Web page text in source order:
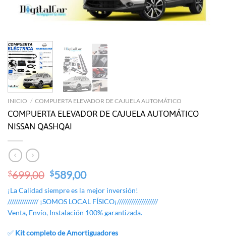
INICIO / COMPUERTA ELEVADOR DE CAJUELA AUTOMÁTICO
COMPUERTA ELEVADOR DE CAJUELA AUTOMÁTICO
NISSAN QASHQAI
$699,00 Original
was:
$699,00.
$589,00Current
is:
$589,00.
¡La Calidad siempre es la mejor inversión!
/////////////// ¡SOMOS LOCAL FÍSICO¡////////////////////
Venta, Envío, Instalación 100% garantizada.
✅ Kit completo de Amortiguadores